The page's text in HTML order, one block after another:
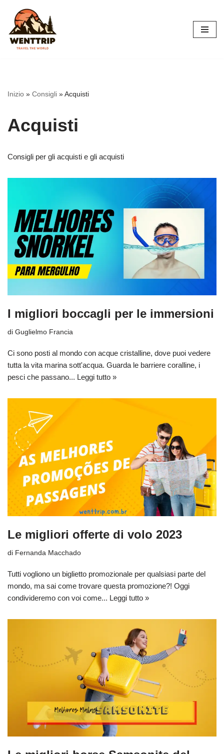
Vai
al
contenuto
Inizio » Consigli »Acquisti
Acquisti
Consigli per gli acquisti e gli acquisti
I migliori boccagli per le immersioni
di Guglielmo Francia
Ci sono posti al mondo con acque cristalline, dove puoi vedere
tutta la vita marina sott'acqua. Guarda le barriere coralline, i
pesci che passano... Leggi tutto »
Le migliori offerte di volo 2023
di Fernanda Macchado
Tutti vogliono un biglietto promozionale per qualsiasi parte del
mondo, ma sai come trovare questa promozione?! Oggi
condivideremo con voi come... Leggi tutto »